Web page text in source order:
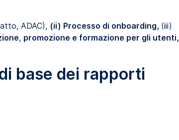
ADAC), (ii) Processo di onboarding, (iii)
, promozione e formazione per gli utenti,
base dei rapporti